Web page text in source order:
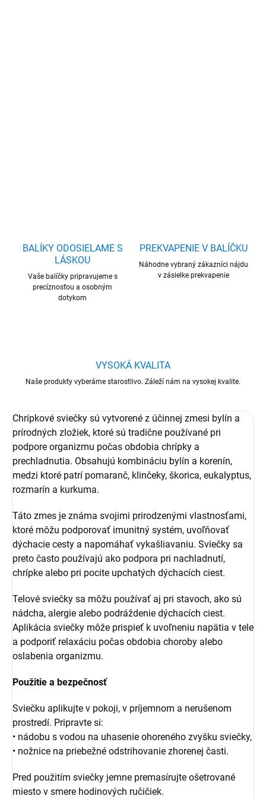
BALÍKY ODOSIELAME S
LÁSKOU
Vaše balíčky pripravujeme s
precíznosťou a osobným
dotykom
PREKVAPENIE V BALÍČKU
Náhodne vybraný zákazníci nájdu
v zásielke prekvapenie
VYSOKÁ KVALITA
Naše produkty vyberáme starostlivo. Záleží nám na vysokej kvalite.
Chrípkové sviečky sú vytvorené z účinnej zmesi bylín a
prírodných zložiek, ktoré sú tradične používané pri
podpore organizmu počas obdobia chrípky a
prechladnutia. Obsahujú kombináciu bylín a korenín,
medzi ktoré patrí pomaranč, klinčeky, škorica, eukalyptus,
rozmarín a kurkuma.
Táto zmes je známa svojimi prirodzenými vlastnosťami,
ktoré môžu podporovať imunitný systém, uvoľňovať
dýchacie cesty a napomáhať vykašliavaniu. Sviečky sa
preto často používajú ako podpora pri nachladnutí,
chrípke alebo pri pocite upchatých dýchacích ciest.
Telové sviečky sa môžu používať aj pri stavoch, ako sú
nádcha, alergie alebo podráždenie dýchacích ciest.
Aplikácia sviečky môže prispieť k uvoľneniu napätia v tele
a podporiť relaxáciu počas obdobia choroby alebo
oslabenia organizmu.
Použitie a bezpečnosť
Sviečku aplikujte v pokoji, v príjemnom a nerušenom
prostredí. Pripravte si:
• nádobu s vodou na uhasenie ohoreného zvyšku sviečky,
• nožnice na priebežné odstrihovanie zhorenej časti.
Pred použitím sviečky jemne premasírujte ošetrované
miesto v smere hodinových ručičiek.